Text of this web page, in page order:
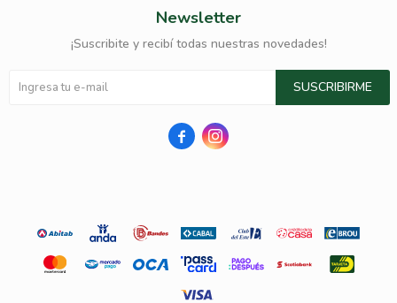
Newsletter
¡Suscribite y recibí todas nuestras novedades!
SUSCRIBIRME
 